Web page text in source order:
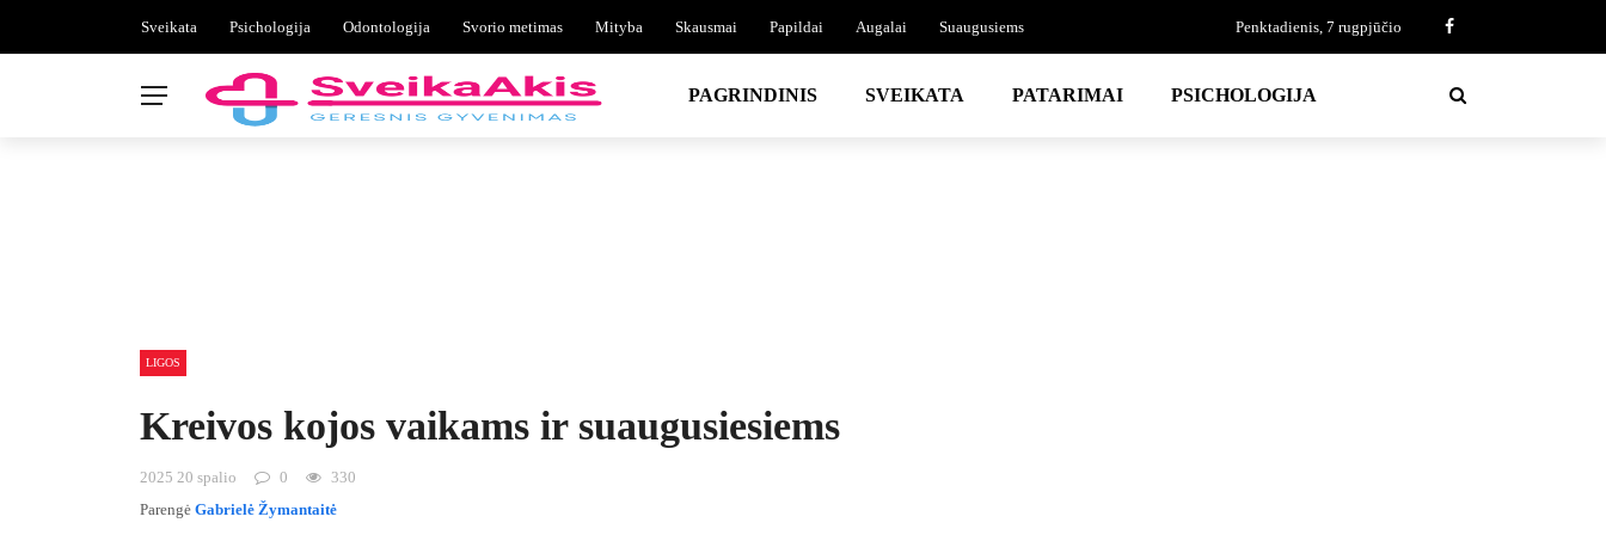
Sveikata Psichologija Odontologija Svorio metimas Mityba Skausmai Papildai Augalai Suaugusiems Penktadienis, 7 rugpjūčio
PAGRINDINIS SVEIKATA PATARIMAI PSICHOLOGIJA
LIGOS
Kreivos kojos vaikams ir suaugusiesiems
2025 20 spalio 0
330
Parengė Gabrielė Žymantaitė